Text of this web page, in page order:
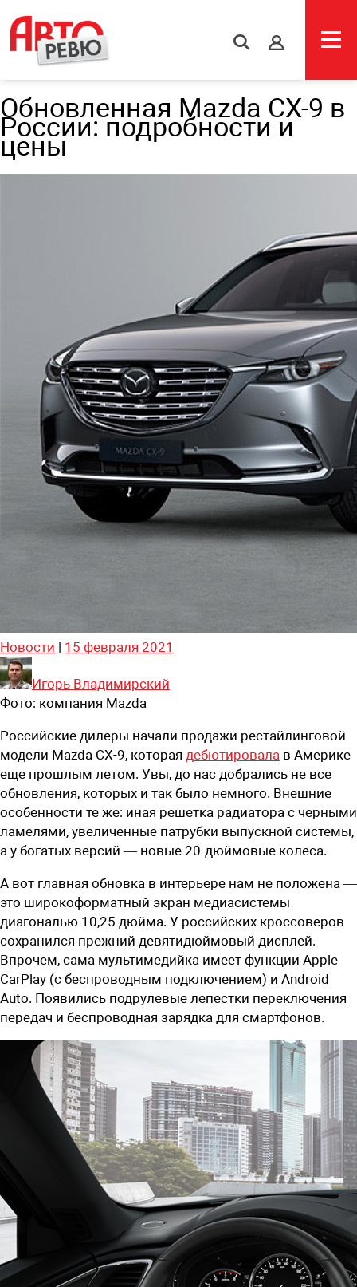
s
Обновленная Mazda CX-9 в
России: подробности и
цены
Новости | 15 февраля 2021
Игорь Владимирский
Фото: компания Mazda
Российские дилеры начали продажи рестайлинговой
модели Mazda CX-9, которая дебютировала в Америке
еще прошлым летом. Увы, до нас добрались не все
обновления, которых и так было немного. Внешние
особенности те же: иная решетка радиатора с черными
ламелями, увеличенные патрубки выпускной системы,
а у богатых версий — новые 20-дюймовые колеса.
А вот главная обновка в интерьере нам не положена —
это широкоформатный экран медиасистемы
диагональю 10,25 дюйма. У российских кроссоверов
сохранился прежний девятидюймовый дисплей.
Впрочем, сама мультимедийка имеет функции Apple
CarPlay (с беспроводным подключением) и Android
Auto. Появились подрулевые лепестки переключения
передач и беспроводная зарядка для смартфонов.